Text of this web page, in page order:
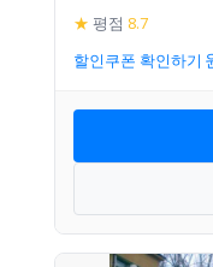
★ 평점 8.7
할인쿠폰 확인하기